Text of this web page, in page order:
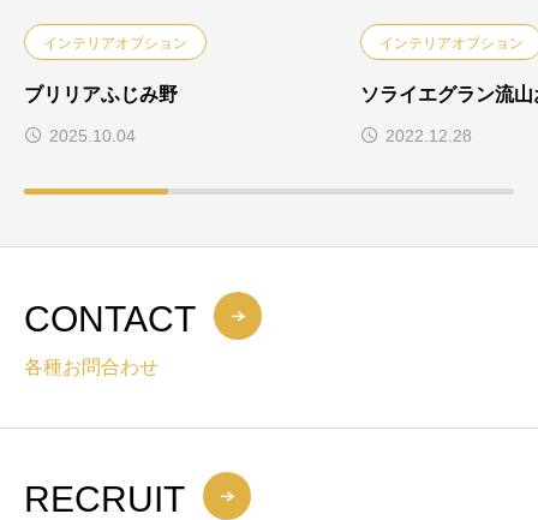
インテリアオプション
ブリリアふじみ野
2025.10.04
インテリアオプション
ソライエグラン流
2022.12.28
CONTACT
各種お問合わせ
RECRUIT